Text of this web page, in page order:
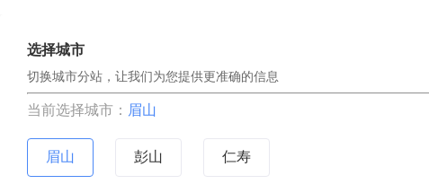
选择城市
切换城市分站，让我们为您提供更准确的信息
当前选择城市： 眉山
眉山 彭山 仁寿